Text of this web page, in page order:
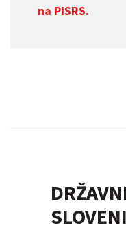
na PISRS.